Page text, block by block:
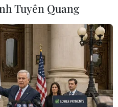
Tuyên Quang